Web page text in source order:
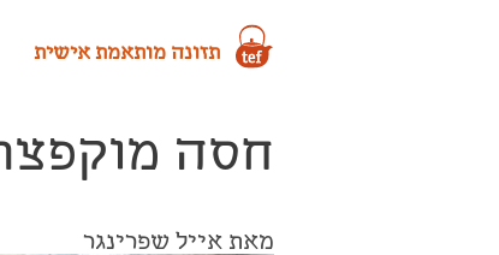
תזונה מותאמת אישית
חסה
מאת אייל שפרינגר